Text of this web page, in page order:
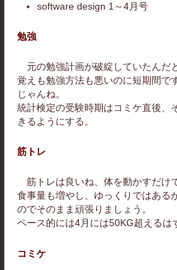
software design 1～4月号
勉強
元の勉強計画が破綻していたんだ
覚えも勉強方法も悪いのに短期間で
じゃんね。
統計検定の受験時期はコミケ直後、
きるようにする。
筋トレ
筋トレは良いね、体を動かすだけ
食事量も増やし、ゆっくりではある
のでそのまま頑張りましょう。
ペース的には4月には50KG超えるは
コミケ